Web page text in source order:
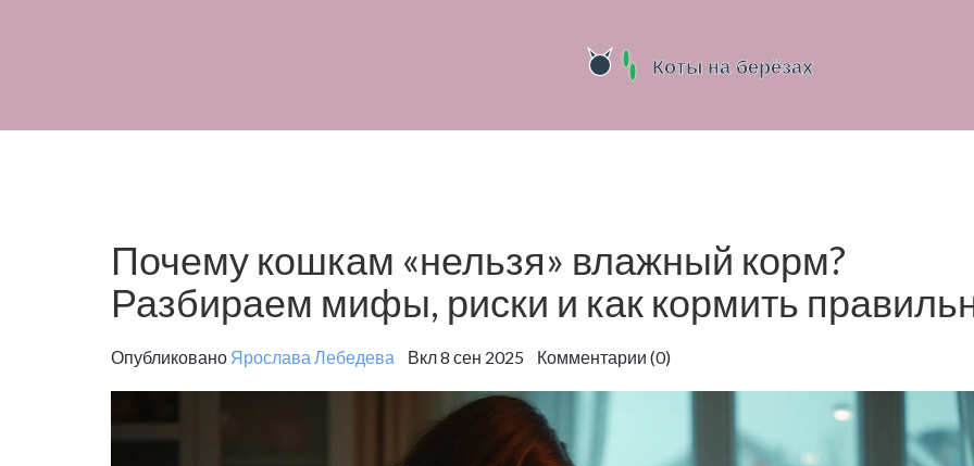
Почему кошкам «нельзя» влажный корм?
Разбираем мифы, риски и как кормить
Опубликовано Ярослава Лебедева Вкл 8 сен 2025 Комментарии (0)